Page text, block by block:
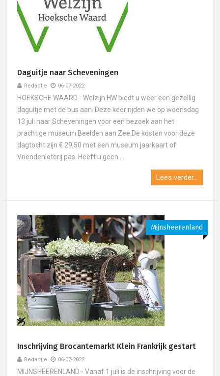
Daguitje naar Scheveningen
Redactie 06-07-2022
HOEKSCHE WAARD - Welzijn HW biedt u weer een gezellig
daguitje met de bus aan. Deze keer rijden we op woensdag
13 juli naar Scheveningen voor een bezoek aan het
prachtige museum Beelden aan Zee.De kosten voor deze
dagtocht zijn € 29,50 met een museum jaarkaart of
Vriendenloterij pas. Heeft u geen....
Lees verder...
Mijnsheerenland
Inschrijving Brocantemarkt Klein Frankrijk gestart
Redactie 06-07-2022
MIJNSHEERENLAND - Vanaf 1 juli is de inschrijving voor de